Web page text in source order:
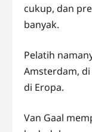
cukup, dan
banyak.
Pelatih
Amsterdam,
di Eropa.
Van Gaal